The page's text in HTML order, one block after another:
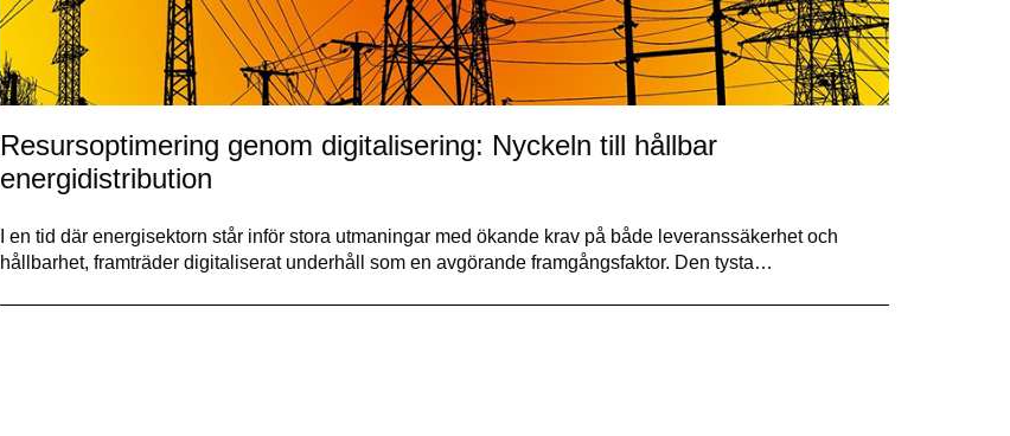
Resursoptimering genom digitalisering: Nyckeln till hållbar
energidistribution
I en tid där energisektorn står inför stora utmaningar med ökande krav på både leveranssäkerhet och
hållbarhet, framträder digitaliserat underhåll som en avgörande framgångsfaktor. Den tysta…